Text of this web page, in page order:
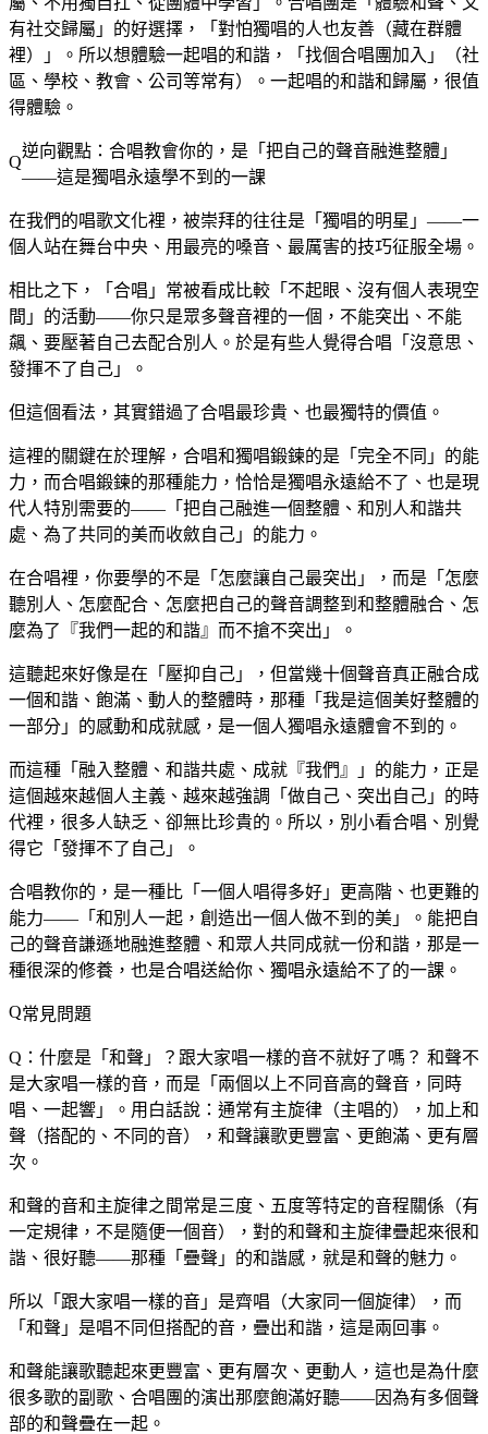
有社交歸屬」的好選擇，「對怕獨唱的人也友善（藏在群體
裡）」。所以想體驗一起唱的和諧，「找個合唱團加入」（社
區、學校、教會、公司等常有）。一起唱的和諧和歸屬，很值
得體驗。
逆向觀點：合唱教會你的，是「把自己的聲音融進整體」
——這是獨唱永遠學不到的一課
在我們的唱歌文化裡，被崇拜的往往是「獨唱的明星」——一
個人站在舞台中央、用最亮的嗓音、最厲害的技巧征服全場。
相比之下，「合唱」常被看成比較「不起眼、沒有個人表現空
間」的活動——你只是眾多聲音裡的一個，不能突出、不能
飆、要壓著自己去配合別人。於是有些人覺得合唱「沒意思、
發揮不了自己」。
但這個看法，其實錯過了合唱最珍貴、也最獨特的價值。
這裡的關鍵在於理解，合唱和獨唱鍛鍊的是「完全不同」的能
力，而合唱鍛鍊的那種能力，恰恰是獨唱永遠給不了、也是現
代人特別需要的——「把自己融進一個整體、和別人和諧共
處、為了共同的美而收斂自己」的能力。
在合唱裡，你要學的不是「怎麼讓自己最突出」，而是「怎麼
聽別人、怎麼配合、怎麼把自己的聲音調整到和整體融合、怎
麼為了『我們一起的和諧』而不搶不突出」。
這聽起來好像是在「壓抑自己」，但當幾十個聲音真正融合成
一個和諧、飽滿、動人的整體時，那種「我是這個美好整體的
一部分」的感動和成就感，是一個人獨唱永遠體會不到的。
而這種「融入整體、和諧共處、成就『我們』」的能力，正是
這個越來越個人主義、越來越強調「做自己、突出自己」的時
代裡，很多人缺乏、卻無比珍貴的。所以，別小看合唱、別覺
得它「發揮不了自己」。
合唱教你的，是一種比「一個人唱得多好」更高階、也更難的
能力——「和別人一起，創造出一個人做不到的美」。能把自
己的聲音謙遜地融進整體、和眾人共同成就一份和諧，那是一
種很深的修養，也是合唱送給你、獨唱永遠給不了的一課。
常見問題
Q：什麼是「和聲」？跟大家唱一樣的音不就好了嗎？ 和聲不
是大家唱一樣的音，而是「兩個以上不同音高的聲音，同時
唱、一起響」。用白話說：通常有主旋律（主唱的），加上和
聲（搭配的、不同的音），和聲讓歌更豐富、更飽滿、更有層
次。
和聲的音和主旋律之間常是三度、五度等特定的音程關係（有
一定規律，不是隨便一個音），對的和聲和主旋律疊起來很和
諧、很好聽——那種「疊聲」的和諧感，就是和聲的魅力。
所以「跟大家唱一樣的音」是齊唱（大家同一個旋律），而
「和聲」是唱不同但搭配的音，疊出和諧，這是兩回事。
和聲能讓歌聽起來更豐富、更有層次、更動人，這也是為什麼
很多歌的副歌、合唱團的演出那麼飽滿好聽——因為有多個聲
部的和聲疊在一起。